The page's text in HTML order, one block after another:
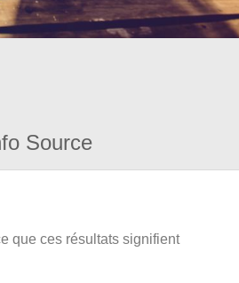
Source
que ces résultats signifient